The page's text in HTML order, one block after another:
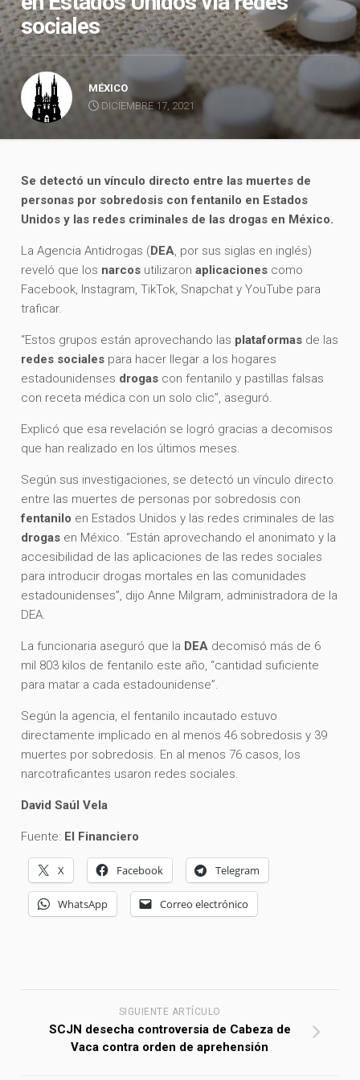
sociales
MÉXICO
DICIEMBRE 17, 2021
Se detectó un vínculo directo entre las muertes de
personas por sobredosis con fentanilo en Estados
Unidos y las redes criminales de las drogas en México.
La Agencia Antidrogas (DEA, por sus siglas en inglés)
reveló que los narcos utilizaronaplicaciones como
Facebook, Instagram, TikTok, Snapchat y YouTube para
traficar.
“Estos grupos están aprovechando las plataformas de las
redes sociales para hacer llegar a los hogares
estadounidenses drogas con fentanilo y pastillas falsas
con receta médica con un solo clic”, aseguró.
Explicó que esa revelación se logró gracias a decomisos
que han realizado en los últimos meses.
Según sus investigaciones, se detectó un vínculo directo
entre las muertes de personas por sobredosis con
fentanilo en Estados Unidos y las redes criminales de las
drogas en México. “Están aprovechando el anonimato y la
accesibilidad de las aplicaciones de las redes sociales
para introducir drogas mortales en las comunidades
estadounidenses”, dijo Anne Milgram, administradora de la
DEA.
La funcionaria aseguró que la DEA decomisó más de 6
mil 803 kilos de fentanilo este año, “cantidad suficiente
para matar a cada estadounidense”.
Según la agencia, el fentanilo incautado estuvo
directamente implicado en al menos 46 sobredosis y 39
muertes por sobredosis. En al menos 76 casos, los
narcotraficantes usaron redes sociales.
David Saúl Vela
Fuente: El Financiero
X Facebook Telegram
WhatsApp Correo electrónico
SIGUIENTE ARTÍCULO
SCJN desecha controversia de Cabeza de
Vaca contra orden de aprehensión